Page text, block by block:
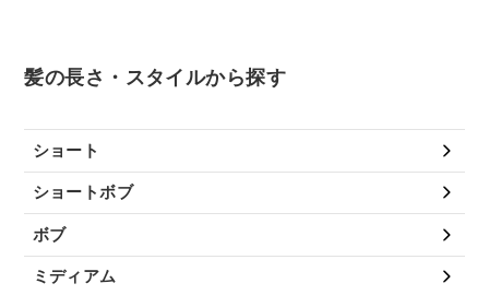
髪の長さ・スタイルから探す
ショート
ショートボブ
ボブ
ミディアム